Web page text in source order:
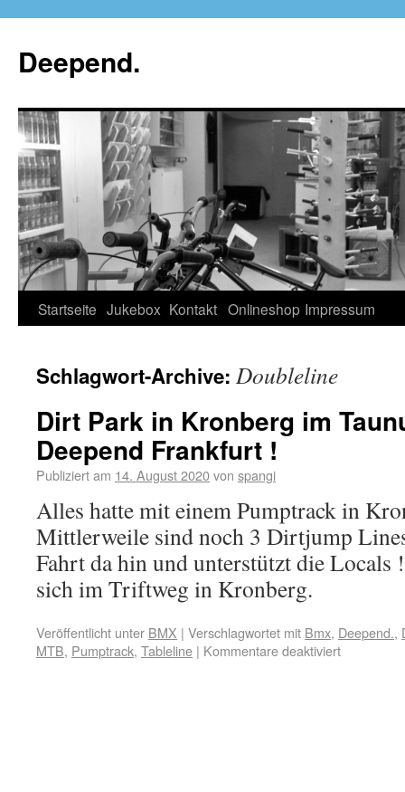
Deepend.
Startseite Jukebox Kontakt Onlineshop Impressum
Schlagwort-Archive: Doubleline
Dirt Park in Kronberg im
Deepend Frankfurt !
Publiziert am 14. August 2020von spangi
Alles hatte mit einem Pumptrack in
Mittlerweile sind noch 3 Dirtjump
Fahrt da hin und unterstützt die
sich im Triftweg in Kronberg.
Veröffentlicht unter BMX | Verschlagwortet mit Bmx, Deepend.,
MTB, Pumptrack, Tableline | Kommentare deaktiviert